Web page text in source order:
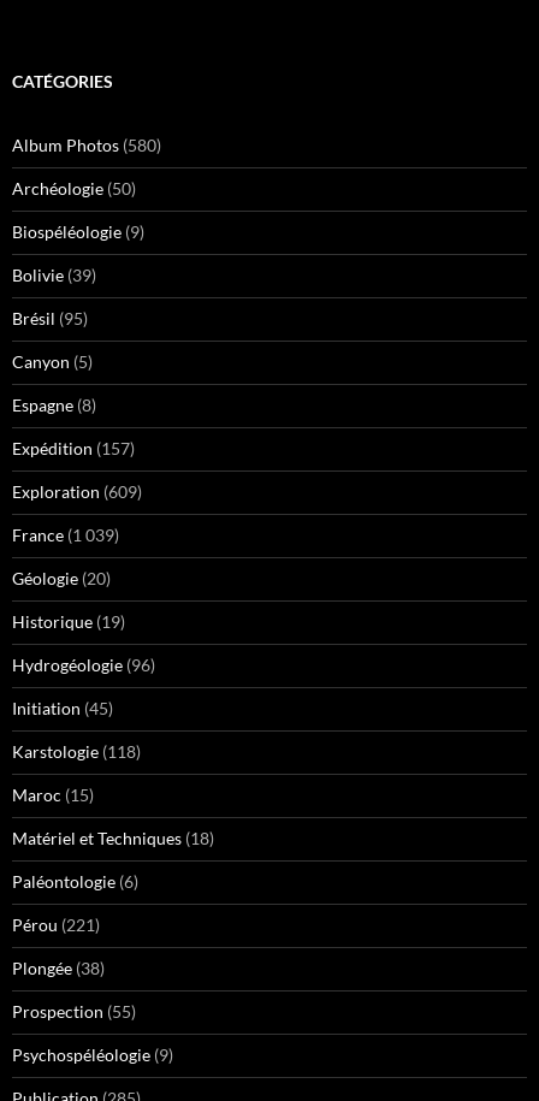
CATÉGORIES
Album Photos (580)
Archéologie (50)
Biospéléologie (9)
Bolivie (39)
Brésil (95)
Canyon (5)
Espagne (8)
Expédition (157)
Exploration (609)
France (1 039)
Géologie (20)
Historique (19)
Hydrogéologie (96)
Initiation (45)
Karstologie (118)
Maroc (15)
Matériel et Techniques (18)
Paléontologie (6)
Pérou (221)
Plongée (38)
Prospection (55)
Psychospéléologie (9)